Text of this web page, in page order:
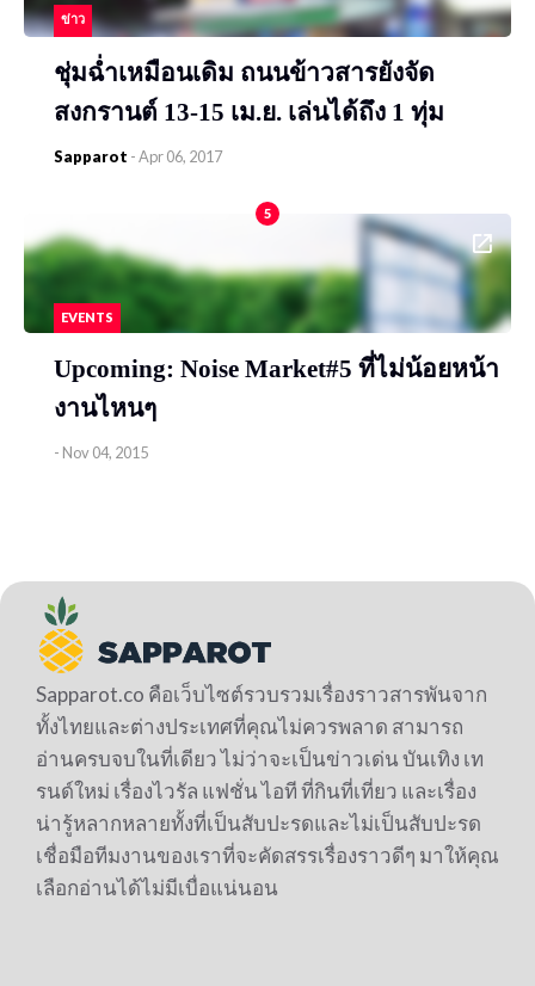
ข่าว
ชุ่มฉ่ำเหมือนเดิม ถนนข้าวสารยังจัด
สงกรานต์ 13-15 เม.ย. เล่นได้ถึง 1 ทุ่ม
Sapparot -Apr 06, 2017
5
EVENTS
Upcoming: Noise Market#5 ที่ไม่น้อยหน้า
งานไหนๆ
- Nov 04, 2015
Sapparot.co คือเว็บไซต์รวบรวมเรื่องราวสารพันจาก
ทั้งไทยและต่างประเทศที่คุณไม่ควรพลาด สามารถ
อ่านครบจบในที่เดียว ไม่ว่าจะเป็นข่าวเด่น บันเทิง เท
รนด์ใหม่ เรื่องไวรัล แฟชั่น ไอที ที่กินที่เที่ยว และเรื่อง
น่ารู้หลากหลายทั้งที่เป็นสับปะรดและไม่เป็นสับปะรด
เชื่อมือทีมงานของเราที่จะคัดสรรเรื่องราวดีๆ มาให้คุณ
เลือกอ่านได้ไม่มีเบื่อแน่นอน